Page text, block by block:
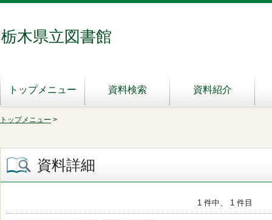
栃木県立図書館
トップメニュー 資料検索 資料紹介
トップメニュー >
資料詳細
1 件中、 1 件目